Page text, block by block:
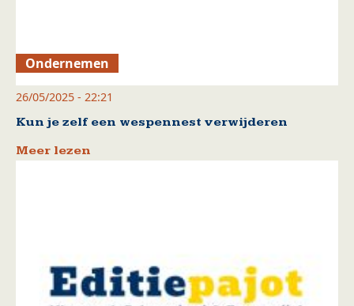
Ondernemen
26/05/2025 - 22:21
Kun je zelf een wespennest verwijderen
Meer lezen